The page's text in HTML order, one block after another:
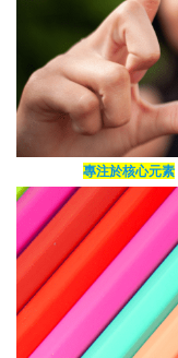
專注於核心元素